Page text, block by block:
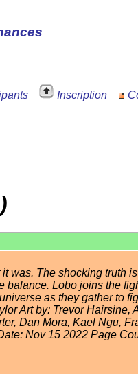
Inscription
was. The shocking truth
balance. Lobo joins the
as they gather to
Art by: Trevor Hairsine,
Dan Mora, Kael Ngu,
Nov 15 2022 Page